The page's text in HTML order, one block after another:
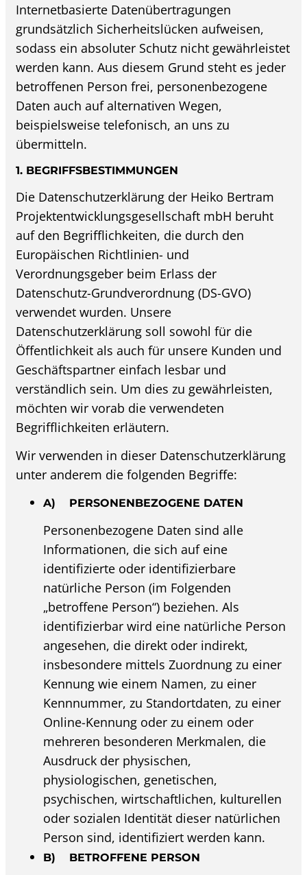
Internetbasierte Datenübertragungen
grundsätzlich Sicherheitslücken aufweisen,
sodass ein absoluter Schutz nicht gewährleistet
werden kann. Aus diesem Grund steht es jeder
betroffenen Person frei, personenbezogene
Daten auch auf alternativen Wegen,
beispielsweise telefonisch, an uns zu
übermitteln.
1. BEGRIFFSBESTIMMUNGEN
Die Datenschutzerklärung der Heiko Bertram
Projektentwicklungsgesellschaft mbH beruht
auf den Begrifflichkeiten, die durch den
Europäischen Richtlinien- und
Verordnungsgeber beim Erlass der
Datenschutz-Grundverordnung (DS-GVO)
verwendet wurden. Unsere
Datenschutzerklärung soll sowohl für die
Öffentlichkeit als auch für unsere Kunden und
Geschäftspartner einfach lesbar und
verständlich sein. Um dies zu gewährleisten,
möchten wir vorab die verwendeten
Begrifflichkeiten erläutern.
Wir verwenden in dieser Datenschutzerklärung
unter anderem die folgenden Begriffe:
A) PERSONENBEZOGENE DATEN
Personenbezogene Daten sind alle
Informationen, die sich auf eine
identifizierte oder identifizierbare
natürliche Person (im Folgenden
„betroffene Person“) beziehen. Als
identifizierbar wird eine natürliche Person
angesehen, die direkt oder indirekt,
insbesondere mittels Zuordnung zu einer
Kennung wie einem Namen, zu einer
Kennnummer, zu Standortdaten, zu einer
Online-Kennung oder zu einem oder
mehreren besonderen Merkmalen, die
Ausdruck der physischen,
physiologischen, genetischen,
psychischen, wirtschaftlichen, kulturellen
oder sozialen Identität dieser natürlichen
Person sind, identifiziert werden kann.
B) BETROFFENE PERSON